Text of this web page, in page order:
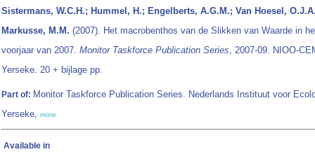
Sistermans, W.C.H.; Hummel, H.; Engelberts, A.G.M.; Van Hoesel,
Markusse, M.M. (2007). Het macrobenthos van de Slikken van Waarde in
voorjaar van 2007. Monitor Taskforce Publication Series, 2007-09. NIOO-
Yerseke. 20 + bijlage pp.
Part of: Monitor Taskforce Publication Series. Nederlands Instituut voor
Yerseke, more
Available in